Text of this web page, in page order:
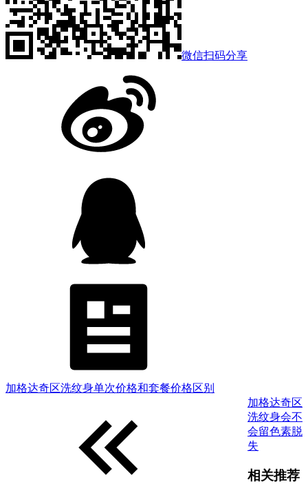
微信扫码分享
加格达奇区洗纹身单次价格和套餐价格区别
加格达奇区
洗纹身会不
会留色素脱
失
相关推荐